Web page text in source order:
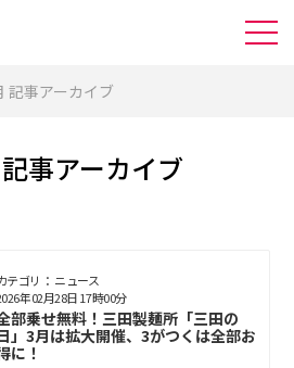
記事アーカイブ
事アーカイブ
テゴリ： ニュース
部乗せ無料！三田製麺所「三田の
」3月は拡大開催、3がつくは全部お
に！
年02月28日 17時00分